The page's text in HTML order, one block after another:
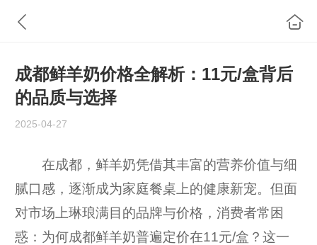
成都鲜羊奶价格全解析：11元/盒背后
的品质与选择
2025-04-27
在成都，鲜羊奶凭借其丰富的营养价值与细
腻口感，逐渐成为家庭餐桌上的健康新宠。但面
对市场上琳琅满目的品牌与价格，消费者常困
惑：为何成都鲜羊奶普遍定价在11元/盒？这一